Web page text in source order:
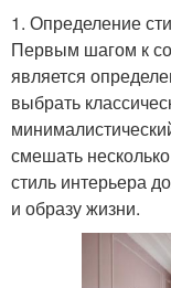
1. Определение
Первым шагом к
является
выбрать
смешать
стиль интерьера
и образу жизни.